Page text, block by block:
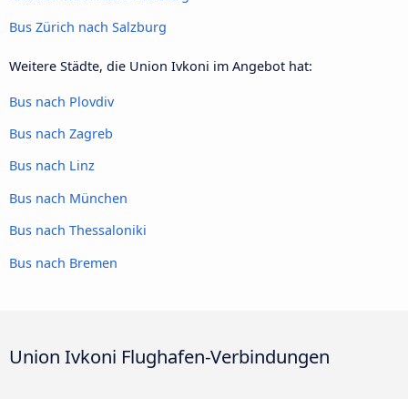
Bus Zürich nach Salzburg
Weitere Städte, die Union Ivkoni im Angebot hat:
Bus nach Plovdiv
Bus nach Zagreb
Bus nach Linz
Bus nach München
Bus nach Thessaloniki
Bus nach Bremen
Union Ivkoni Flughafen-Verbindungen